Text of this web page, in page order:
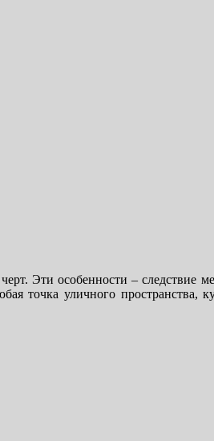
Эти особенности – следствие
уличного пространства,